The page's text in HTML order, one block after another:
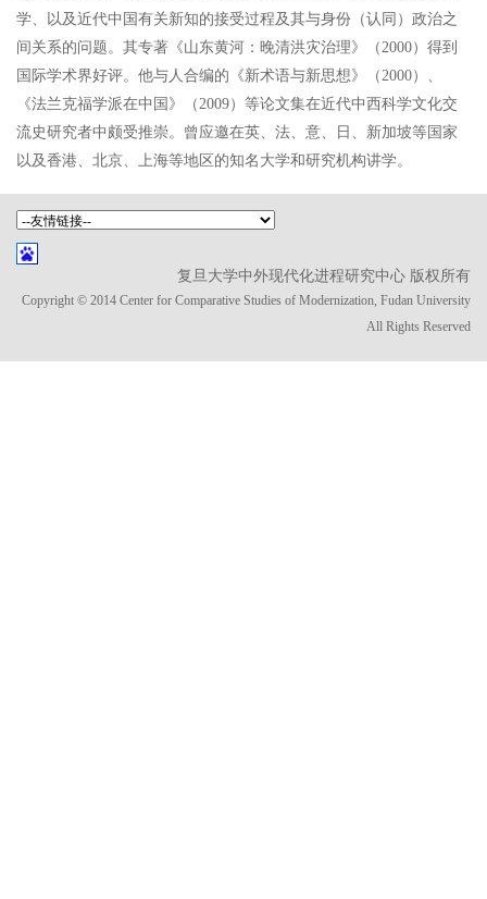
学、以及近代中国有关新知的接受过程及其与身份（认同）政治之
间关系的问题。其专著《山东黄河：晚清洪灾治理》（2000）得到
国际学术界好评。他与人合编的《新术语与新思想》（2000）、
《法兰克福学派在中国》（2009）等论文集在近代中西科学文化交
流史研究者中颇受推崇。曾应邀在英、法、意、日、新加坡等国家
以及香港、北京、上海等地区的知名大学和研究机构讲学。
复旦大学中外现代化进程研究中心 版权所有
Copyright © 2014 Center for Comparative Studies of Modernization, Fudan University
All Rights Reserved